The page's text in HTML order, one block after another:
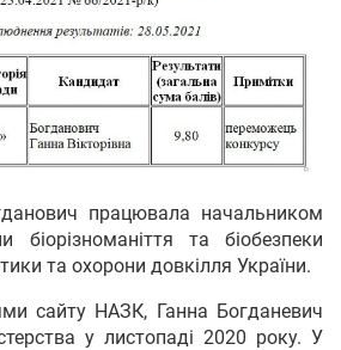
працювала начальником
біорізноманіття та біобезпеки
та охорони довкілля України.
сайту НАЗК, Ганна Богданевич
у листопаді 2020 року. У